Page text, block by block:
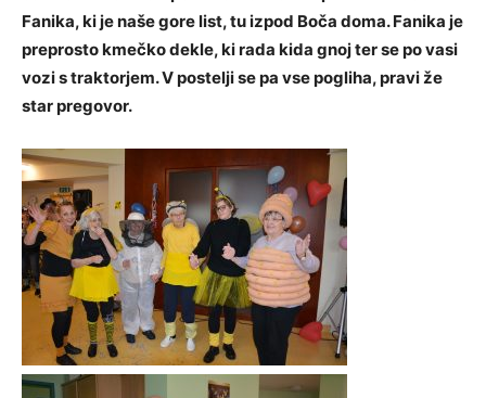
Fanika, ki je naše gore list, tu izpod Boča doma. Fanika je
preprosto kmečko dekle, ki rada kida gnoj ter se po vasi
vozi s traktorjem. V postelji se pa vse pogliha, pravi že
star pregovor.